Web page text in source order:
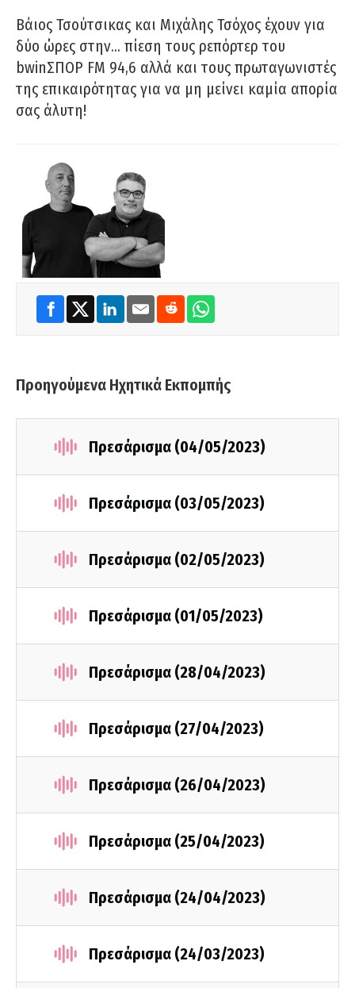
Βάιος Τσούτσικας και Μιχάλης Τσόχος έχουν για
δύο ώρες στην… πίεση τους ρεπόρτερ του
bwinΣΠΟΡ FM 94,6 αλλά και τους πρωταγωνιστές
της επικαιρότητας για να μη μείνει καμία απορία
σας άλυτη!
Προηγούμενα Ηχητικά Εκπομπής
Πρεσάρισμα (04/05/2023)
Πρεσάρισμα (03/05/2023)
Πρεσάρισμα (02/05/2023)
Πρεσάρισμα (01/05/2023)
Πρεσάρισμα (28/04/2023)
Πρεσάρισμα (27/04/2023)
Πρεσάρισμα (26/04/2023)
Πρεσάρισμα (25/04/2023)
Πρεσάρισμα (24/04/2023)
Πρεσάρισμα (24/03/2023)